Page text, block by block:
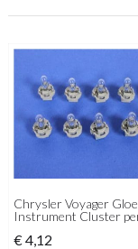
Chrysler Voyager
Instrument Cluster
€4,12